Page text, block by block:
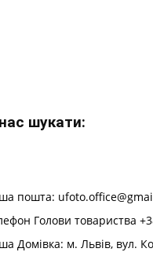
шукати:
пошта:
Голови товариства
Домівка: м. Львів, вул.